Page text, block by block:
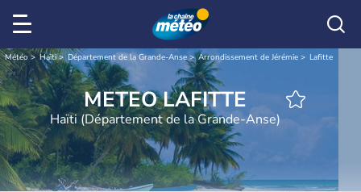
Météo Haïti Département de la Grande-Anse Arrondissement de Jérémie Lafitte
METEO LAFITTE
Haïti (Département de la Grande-Anse)